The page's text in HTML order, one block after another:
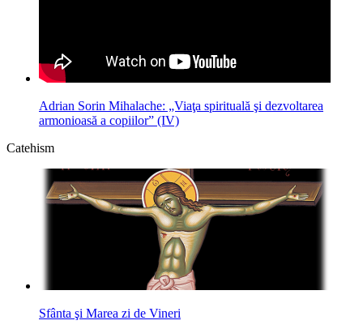
Adrian Sorin Mihalache: „Viaţa spirituală şi dezvoltarea
armonioasă a copiilor” (IV)
Catehism
Sfânta şi Marea zi de Vineri